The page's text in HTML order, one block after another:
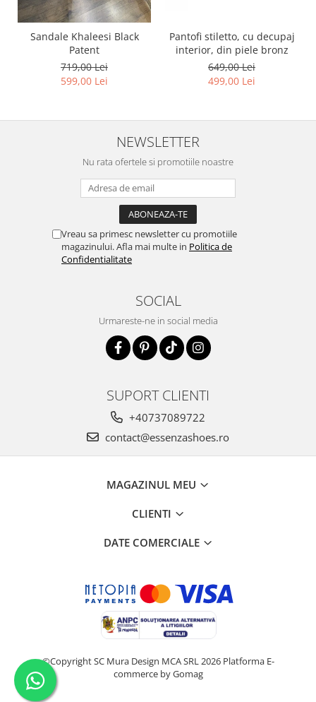
Sandale Khaleesi Black
Patent
719,00 Lei
599,00 Lei
Pantofi stiletto, cu decupaj
interior, din piele bronz
649,00 Lei
499,00 Lei
NEWSLETTER
Nu rata ofertele si promotiile noastre
Vreau sa primesc newsletter cu promotiile
magazinului. Afla mai multe in Politica de
Confidentialitate
SOCIAL
Urmareste-ne in social media
SUPORT CLIENTI
+40737089722
contact@essenzashoes.ro
MAGAZINUL MEU
CLIENTI
DATE COMERCIALE
©Copyright SC Mura Design MCA SRL 2026 Platforma E-
commerce by Gomag